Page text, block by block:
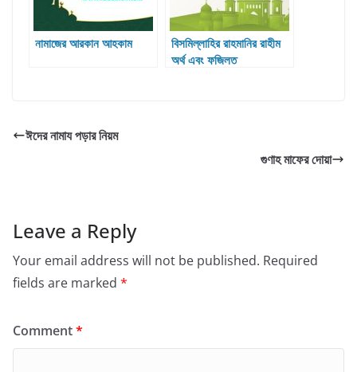
নামাজের আরকান আহকাম
বিসমিল্লাহির রাহমানির রাহীম
অর্থ এবং ফজিলত
ঈদের নামায পড়ার নিয়ম
গুণাহ মাফের দোয়া
Leave a Reply
Your email address will not be published. Required
fields are marked *
Comment*